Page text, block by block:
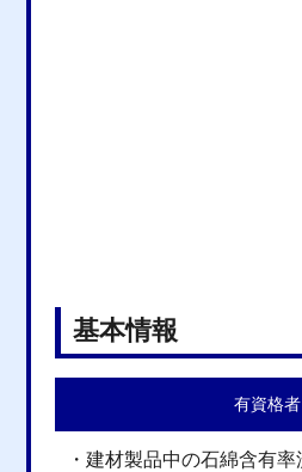
基本情報
有資格者
・建材製品中の石綿含有